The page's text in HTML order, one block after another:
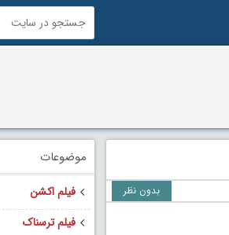
بدون نظر
موضوعات
فیلم اکشن
فیلم ترسناک